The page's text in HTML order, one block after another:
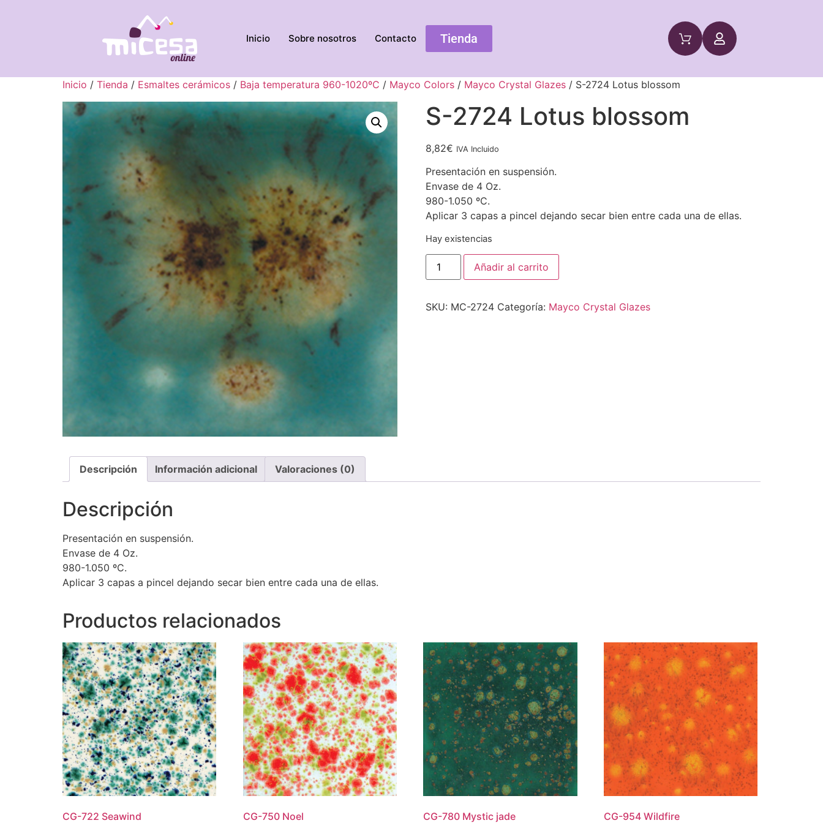
Inicio Sobre nosotros Contacto Tienda
Inicio / Tienda / Esmaltes cerámicos / Baja temperatura 960-1020ºC / Mayco Colors / Mayco Crystal Glazes / S-2724 Lotus blossom
S-2724 Lotus blossom
8,82€ IVA Incluido
Presentación en suspensión.
Envase de 4 Oz.
980-1.050 ºC.
Aplicar 3 capas a pincel dejando secar bien entre cada una de ellas.
Hay existencias
Añadir al carrito
SKU: MC-2724 Categoría: Mayco Crystal Glazes
Descripción Información adicional Valoraciones (0)
Descripción
Presentación en suspensión.
Envase de 4 Oz.
980-1.050 ºC.
Aplicar 3 capas a pincel dejando secar bien entre cada una de ellas.
Productos relacionados
CG-722 Seawind CG-750 Noel CG-780 Mystic jade CG-954 Wildfire